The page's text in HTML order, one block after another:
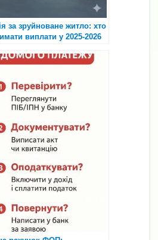
за зруйноване житло: хто
виплати у 2025-2026